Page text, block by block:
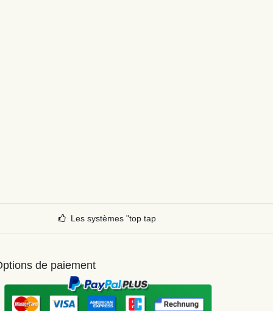
Les systèmes "top tap
de paiement